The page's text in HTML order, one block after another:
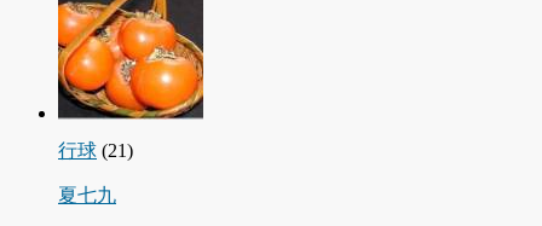
行球 (21)
夏七九